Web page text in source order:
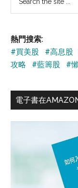
...
熱門搜索:
#買美股
#高息股
攻略
#藍籌股 #
電子書在